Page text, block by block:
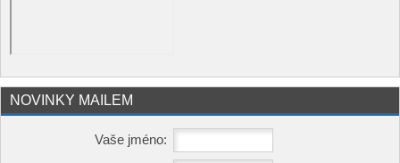
NOVINKY MAILEM
Vaše jméno: